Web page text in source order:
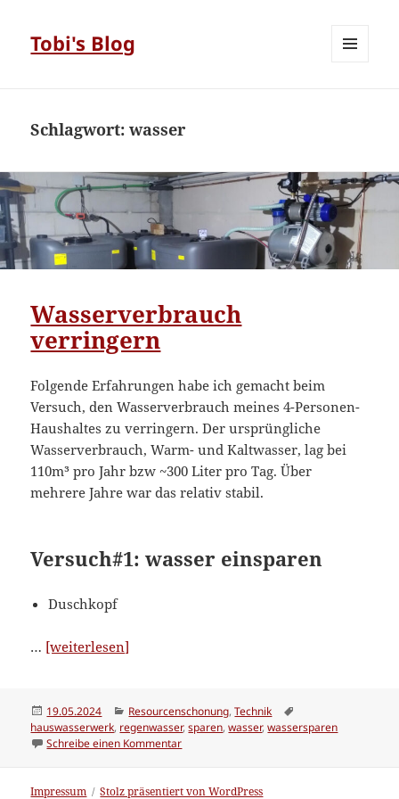
Tobi's Blog
Schlagwort:wasser
Wasserverbrauch
verringern
Folgende Erfahrungen habe ich gemacht beim
Versuch, den Wasserverbrauch meines 4-Personen-
Haushaltes zu verringern. Der ursprüngliche
Wasserverbrauch, Warm- und Kaltwasser, lag bei
110m³ pro Jahr bzw ~300 Liter pro Tag. Über
mehrere Jahre war das relativ stabil.
Versuch#1: wasser einsparen
Duschkopf
… [weiterlesen]
Veröffentlicht
am
19.05.2024 Kategorien
Resourcenschonung,Technik
hauswasserwerk, regenwasser,sparen,wasser,wassersparen
Schreibe einen Kommentarzu Wasserverbrauch verringern
Impressum Stolz präsentiert von WordPress